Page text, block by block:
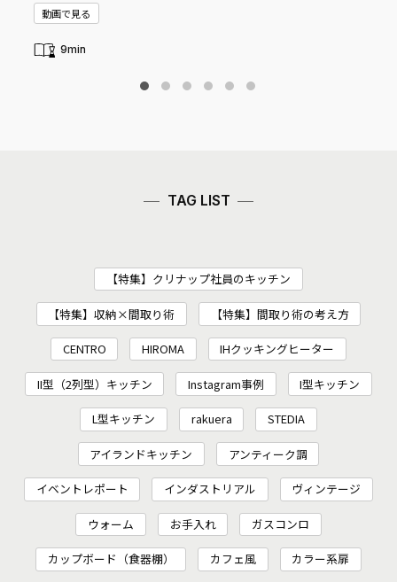
動画で見る
9min
TAG LIST
【特集】クリナップ社員のキッチン
【特集】収納×間取り術 【特集】間取り術の考え方
CENTRO HIROMA IHクッキングヒーター
II型（2列型）キッチン Instagram事例 I型キッチン
L型キッチン rakuera STEDIA
アイランドキッチン アンティーク調
イベントレポート インダストリアル ヴィンテージ
ウォーム お手入れ ガスコンロ
カップボード（食器棚） カフェ風 カラー系扉